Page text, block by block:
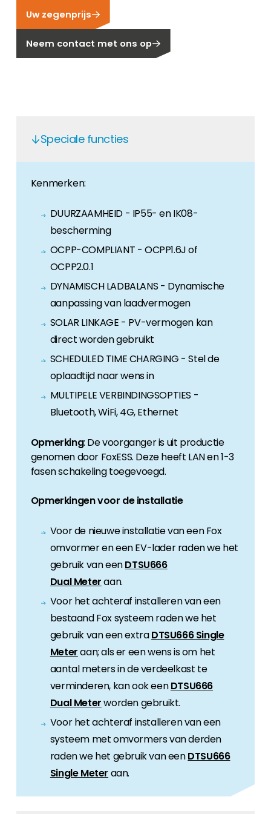
Carrière
Ben je op zoek naar een baan in de
hernieuwbare energiesector? Dan ben je hier
aan het juiste adres!
Uw zegenprijs
Neem contact met ons op
Speciale functies
Kenmerken:
DUURZAAMHEID - IP55- en IK08-
bescherming
OCPP-COMPLIANT - OCPP1.6J of
OCPP2.0.1
DYNAMISCH LADBALANS - Dynamische
aanpassing van laadvermogen
SOLAR LINKAGE - PV-vermogen kan
direct worden gebruikt
SCHEDULED TIME CHARGING - Stel de
oplaadtijd naar wens in
MULTIPELE VERBINDINGSOPTIES -
Bluetooth, WiFi, 4G, Ethernet
Opmerking: De voorganger is uit productie
genomen door FoxESS. Deze heeft LAN en 1-3
fasen schakeling toegevoegd.
Opmerkingen voor de installatie
Voor de nieuwe installatie van een Fox
omvormer en een EV-lader raden we het
gebruik van eenDTSU666
Dual Meteraan.
Voor het achteraf installeren van een
bestaand Fox systeem raden we het
gebruik van een extraDTSU666 Single
Meteraan; als er een wens is om het
aantal meters in de verdeelkast te
verminderen, kan ook eenDTSU666
Dual Meterworden gebruikt.
Voor het achteraf installeren van een
systeem met omvormers van derden
raden we het gebruik van eenDTSU666
Single Meter aan.